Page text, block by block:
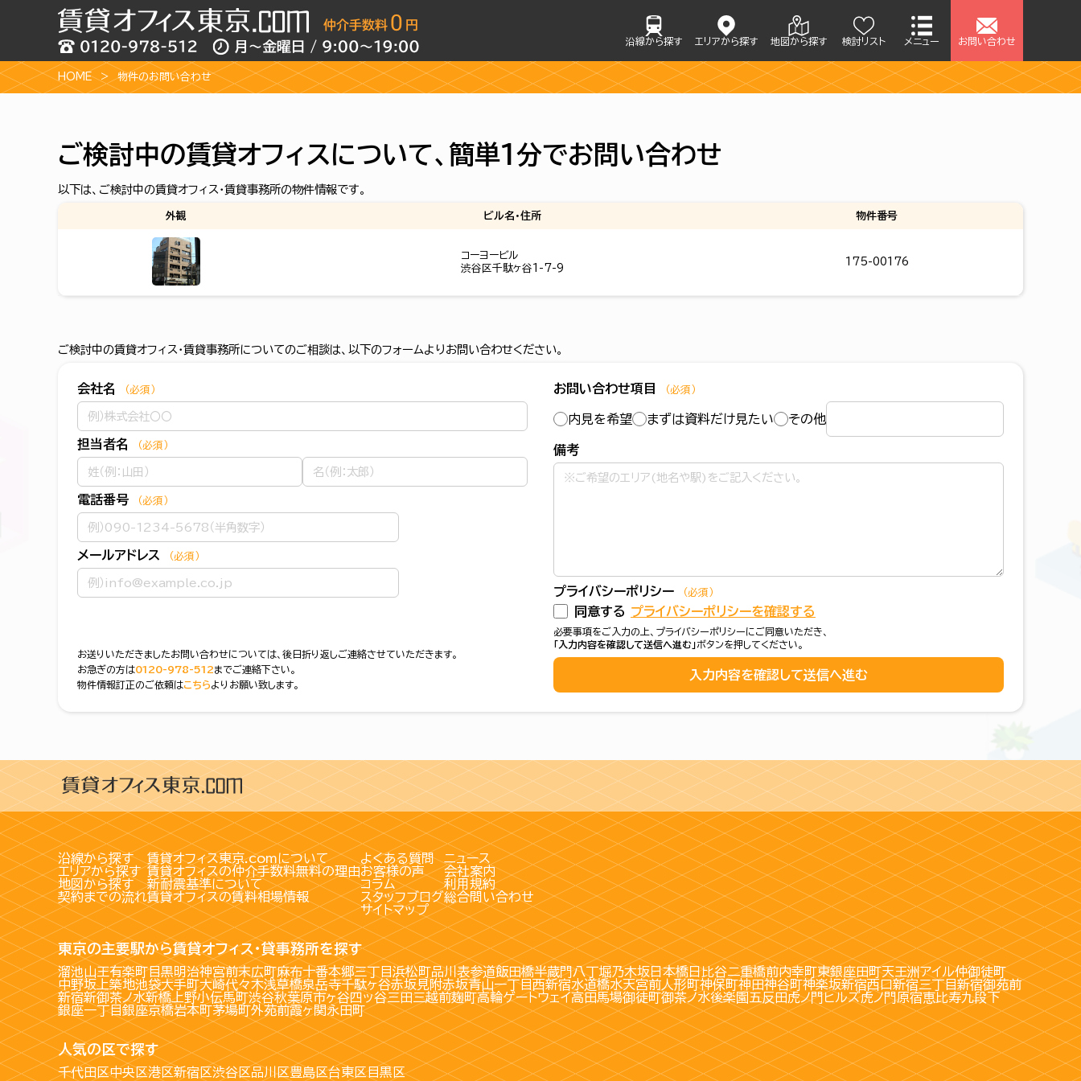
沿線から探す エリアから探す 地図から探す 検討リスト メニュー お問い合わせ
HOME 物件のお問い合わせ
ご検討中の賃貸オフィスについて、簡単1分でお問い合わせ
以下は、ご検討中の賃貸オフィス・賃貸事務所の物件情報です。
外観 ビル名・住所 物件番号
コーヨービル
渋谷区千駄ヶ谷1-7-9
175-00176
ご検討中の賃貸オフィス・賃貸事務所についてのご相談は、以下のフォームよりお問い合わせください。
会社名 （必須）
担当者名 （必須）
電話番号 （必須）
メールアドレス （必須）
お送りいただきましたお問い合わせについては、後日折り返しご連絡させていただきます。
お急ぎの方は0120-978-512までご連絡下さい。
物件情報訂正のご依頼はこちらよりお願い致します。
お問い合わせ項目 （必須）
内見を希望 まずは資料だけ見たい その他
備考
プライバシーポリシー （必須）
同意する プライバシーポリシーを確認する
必要事項をご入力の上、プライバシーポリシーにご同意いただき、
「入力内容を確認して送信へ進む」ボタンを押してください。
入力内容を確認して送信へ進む
沿線から探す
エリアから探す
地図から探す
契約までの流れ
賃貸オフィス東京.comについて
賃貸オフィスの仲介手数料無料の理由
新耐震基準について
賃貸オフィスの賃料相場情報
よくある質問
お客様の声
コラム
スタッフブログ
サイトマップ
ニュース
会社案内
利用規約
総合問い合わせ
東京の主要駅から賃貸オフィス・貸事務所を探す
溜池山王有楽町目黒明治神宮前末広町麻布十番本郷三丁目浜松町品川表参道飯田橋半蔵門八丁堀乃木坂日本橋日比谷二重橋前内幸町東銀座田町天王洲アイル仲御徒町
中野坂上築地池袋大手町大崎代々木浅草橋泉岳寺千駄ヶ谷赤坂見附赤坂青山一丁目 西新宿水道橋水天宮前 人形町神保町神田神谷町神楽坂新宿西口新宿三丁目新宿御苑前
新宿新御茶ノ水新橋上野小伝馬町渋谷秋葉原市ヶ谷四ッ谷三田三越前麹町高輪ゲートウェイ高田馬場御徒町御茶ノ水後楽園五反田虎ノ門ヒルズ虎ノ門原宿恵比寿九段下
銀座一丁目銀座京橋岩本町茅場町外苑前霞ヶ関永田町
人気の区で探す
千代田区中央区港区新宿区渋谷区品川区豊島区台東区目黒区